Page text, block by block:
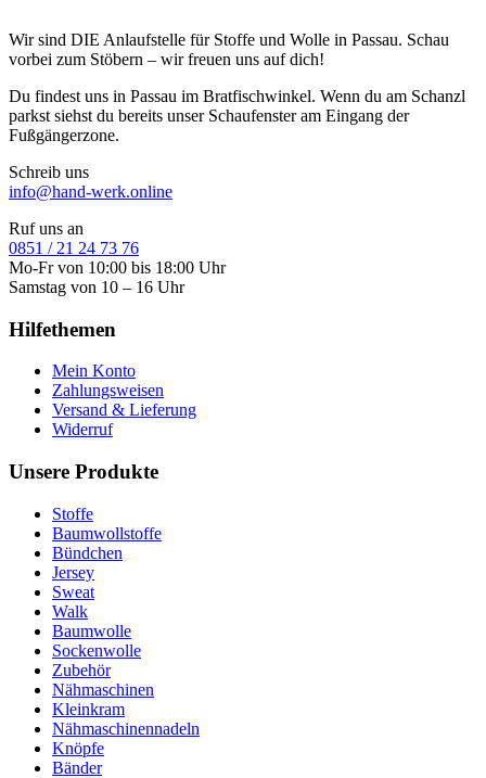
Wir sind DIE Anlaufstelle für Stoffe und Wolle in Passau. Schau
vorbei zum Stöbern – wir freuen uns auf dich!
Du findest uns in Passau im Bratfischwinkel. Wenn du am Schanzl
parkst siehst du bereits unser Schaufenster am Eingang der
Fußgängerzone.
Schreib uns
info@hand-werk.online
Ruf uns an
0851 / 21 24 73 76
Mo-Fr von 10:00 bis 18:00 Uhr
Samstag von 10 – 16 Uhr
Hilfethemen
Mein Konto
Zahlungsweisen
Versand & Lieferung
Widerruf
Unsere Produkte
Stoffe
Baumwollstoffe
Bündchen
Jersey
Sweat
Walk
Baumwolle
Sockenwolle
Zubehör
Nähmaschinen
Kleinkram
Nähmaschinennadeln
Knöpfe
Bänder